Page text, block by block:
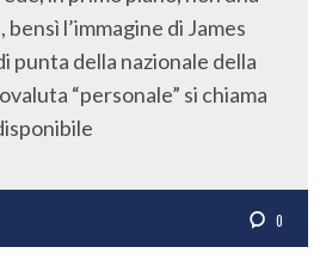
l’immagine di James
punta della nazionale della
“personale” si chiama
0